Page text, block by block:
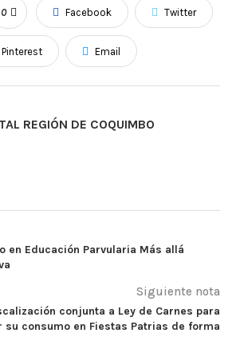
0 Facebook Twitter
Pinterest Email
REGIÓN DE COQUIMBO
en Educación Parvularia Más allá
Siguiente nota
conjunta a Ley de Carnes para
su consumo en Fiestas Patrias de forma